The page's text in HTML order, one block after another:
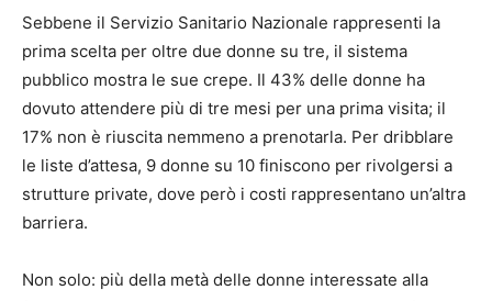
Sebbene il Servizio Sanitario Nazionale rappresenti la
prima scelta per oltre due donne su tre, il sistema
pubblico mostra le sue crepe. Il 43% delle donne ha
dovuto attendere più di tre mesi per una prima visita; il
17% non è riuscita nemmeno a prenotarla. Per dribblare
le liste d’attesa, 9 donne su 10 finiscono per rivolgersi a
strutture private, dove però i costi rappresentano un’altra
barriera.
Non solo: più della metà delle donne interessate alla